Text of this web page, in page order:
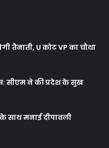
तैनाती, U कोट VP का चौथा
सीएम ने की प्रदेश के सुख
साथ मनाई दीपावली